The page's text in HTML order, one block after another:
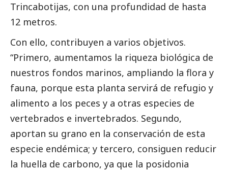
Trincabotijas, con una profundidad de hasta
12 metros.
Con ello, contribuyen a varios objetivos.
“Primero, aumentamos la riqueza biológica de
nuestros fondos marinos, ampliando la flora y
fauna, porque esta planta servirá de refugio y
alimento a los peces y a otras especies de
vertebrados e invertebrados. Segundo,
aportan su grano en la conservación de esta
especie endémica; y tercero, consiguen reducir
la huella de carbono, ya que la posidonia